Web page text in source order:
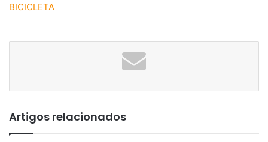
BICICLETA
Artigos relacionados